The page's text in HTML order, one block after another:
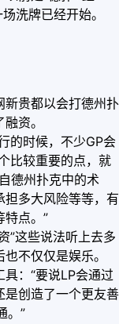
洗牌已经开始。
新贵都以会打德州扑
资。
的时候，不少GP会
比较重要的点，就
德州扑克中的术
多大风险等等，有
特点。”
”这些说法听上去多
不仅仅是娱乐。
：“要说LP会通过
是创造了一个更友善
。”